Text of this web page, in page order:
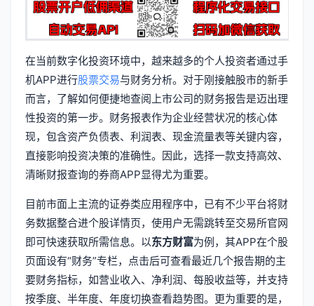
在当前数字化投资环境中，越来越多的个人投资者通过手
机APP进行股票交易与财务分析。对于刚接触股市的新手
而言，了解如何便捷地查阅上市公司的财务报告是迈出理
性投资的第一步。财务报表作为企业经营状况的核心体
现，包含资产负债表、利润表、现金流量表等关键内容，
直接影响投资决策的准确性。因此，选择一款支持高效、
清晰财报查询的券商APP显得尤为重要。
目前市面上主流的证券类应用程序中，已有不少平台将财
务数据整合进个股详情页，使用户无需跳转至交易所官网
即可快速获取所需信息。以东方财富为例，其APP在个股
页面设有“财务”专栏，点击后可查看最近几个报告期的主
要财务指标，如营业收入、净利润、每股收益等，并支持
按季度、半年度、年度切换查看趋势图。更为重要的是，